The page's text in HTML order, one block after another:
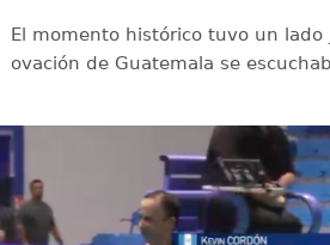
El momento histórico tuvo un lado
ovación de Guatemala se